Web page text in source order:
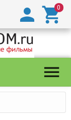


